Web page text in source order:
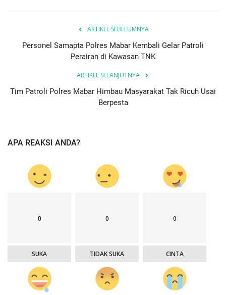
ARTIKEL SEBELUMNYA
Personel Samapta Polres Mabar Kembali Gelar Patroli
Perairan di Kawasan TNK
ARTIKEL SELANJUTNYA
Tim Patroli Polres Mabar Himbau Masyarakat Tak Ricuh Usai
Berpesta
APA REAKSI ANDA?
0
SUKA
0
TIDAK SUKA
0
CINTA